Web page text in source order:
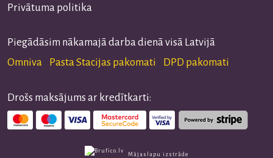
Privātuma politika
Piegādāsim nākamajā darba dienā visā Latvijā
Omniva Pasta Stacijas pakomati DPD pakomati
Drošs maksājums ar kredītkarti:
Mājaslapu izstrāde